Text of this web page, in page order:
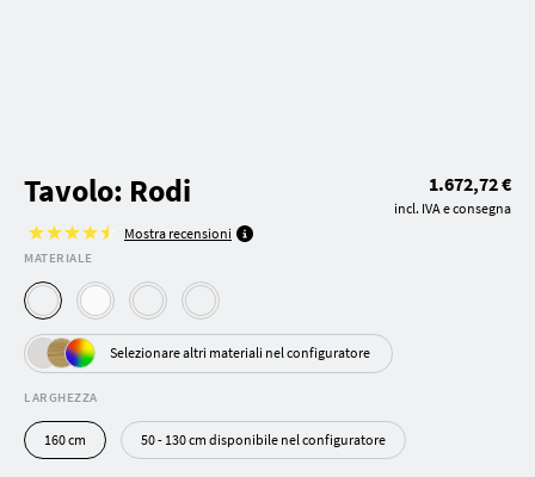
Tavolo: Rodi
Mostra recensioni
1.672,72 €
incl. IVA e consegna
MATERIALE
Selezionare altri materiali nel configuratore
LARGHEZZA
160 cm 50 - 130 cm disponibile nel configuratore